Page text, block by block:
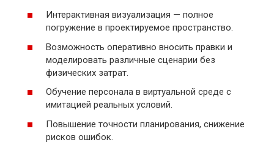
Интерактивная визуализация — полное
погружение в проектируемое пространство.
Возможность оперативно вносить правки и
моделировать различные сценарии без
физических затрат.
Обучение персонала в виртуальной среде с
имитацией реальных условий.
Повышение точности планирования, снижение
рисков ошибок.